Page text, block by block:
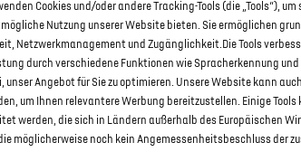
3 UND DS 3
STORE HAMBURG
Cookies und/oder andere Tracking-Tools (die „Tools“),
Nutzung unserer Website bieten. Sie ermöglichen
Netzwerkmanagement und Zugänglichkeit.Die Tools
durch verschiedene Funktionen wie Spracherkennung
unser Angebot für Sie zu optimieren. Unsere Website kann
um Ihnen relevantere Werbung bereitzustellen. Einige
werden, die sich in Ländern außerhalb des Europäischen
möglicherweise noch kein Angemessenheitsbeschluss der